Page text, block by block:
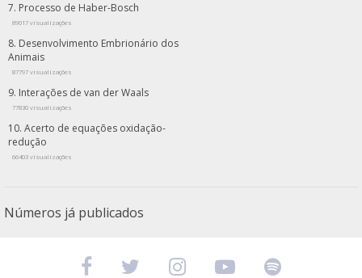
Processo de Haber-Bosch
89017 visualizações
Desenvolvimento Embrionário dos
Animais
87797 visualizações
Interações de van der Waals
77830 visualizações
Acerto de equações oxidação-
redução
66403 visualizações
Números já publicados